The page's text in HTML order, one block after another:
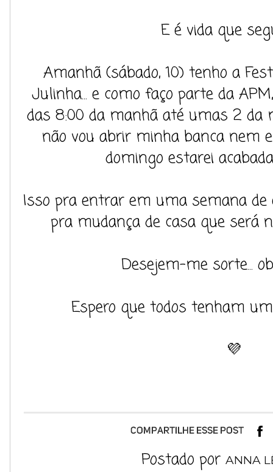
E é vida que
Amanhã (sábado, 10) tenho a
Julinha... e como faço parte da
das 8:00 da manhã até umas 2 da
não vou abrir minha banca nem
domingo estarei
Isso pra entrar em uma semana de
pra mudança de casa que será
Desejem-me sorte...
Espero que todos tenham
💜
Postado por ANNA